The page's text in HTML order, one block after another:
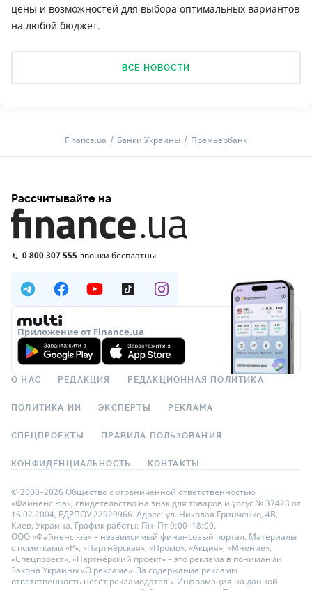
цены и возможностей для выбора оптимальных вариантов
на любой бюджет.
ВСЕ НОВОСТИ
Finance.ua Банки Украины Премьербанк
Рассчитывайте на
0 800 307 555 звонки бесплатны
Приложение от Finance.ua
О НАС РЕДАКЦИЯ РЕДАКЦИОННАЯ ПОЛИТИКА
ПОЛИТИКА ИИ ЭКСПЕРТЫ РЕКЛАМА
СПЕЦПРОЕКТЫ ПРАВИЛА ПОЛЬЗОВАНИЯ
КОНФИДЕНЦИАЛЬНОСТЬ КОНТАКТЫ
© 2000–2026 Общество с ограниченной ответственностью
«Файненс.юа», свидетельство на знак для товаров и услуг № 37423 от
16.02.2004, ЕДРПОУ 22929966. Адрес: ул. Николая Гринченко, 4В,
Киев, Украина. График работы: Пн–Пт 9:00–18:00.
ООО «Файненс.юа» – независимый финансовый портал. Материалы
с пометками «Р», «Партнёрская», «Промо», «Акция», «Мнение»,
«Спецпроект», «Партнёрский проект» – это реклама в понимании
Закона Украины «О рекламе». За содержание рекламы
ответственность несёт рекламодатель. Информация на данной